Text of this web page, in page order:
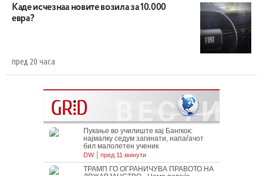
Каде исчезнаа новите возила за 10.000
евра?
пред 20 часа